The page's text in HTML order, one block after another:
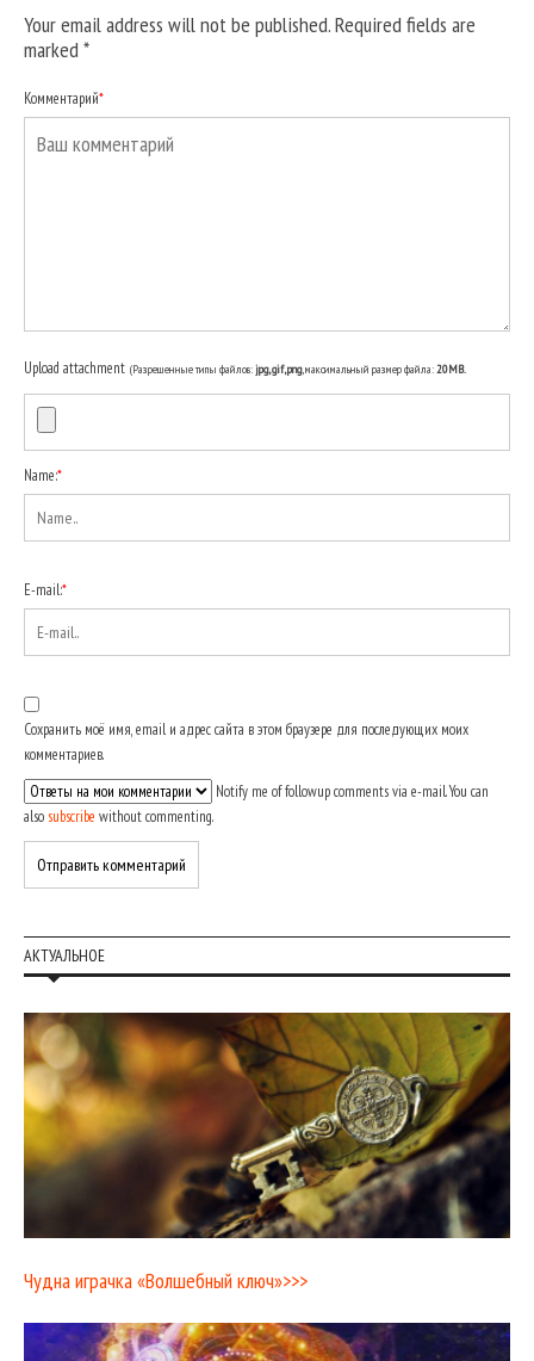
Your email address will not be published. Required fields are
marked*
Комментарий*
Upload attachment (Разрешенные типы файлов:jpg, gif, png, максимальный размер файла:20MB.
Name:*
E-mail:*
Сохранить моё имя, email и адрес сайта в этом браузере для последующих моих
комментариев.
Notify me of followup comments via e-mail. You can
also subscribe without commenting.
АКТУАЛЬНОЕ
Чудна играчка «Волшебный ключ»>>>